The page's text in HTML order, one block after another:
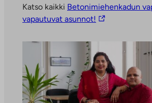
Katso kaikki Betonimiehenkadun
vapautuvat asunnot! L
k
k
i
v